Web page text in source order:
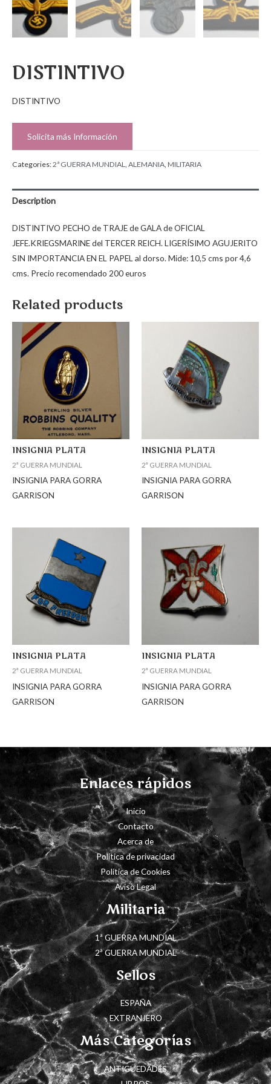
DISTINTIVO
DISTINTIVO
Solicita más Información
Categories:2ª GUERRA MUNDIAL, ALEMANIA, MILITARIA
Description
DISTINTIVO PECHO de TRAJE de GALA de OFICIAL
JEFE.KRIEGSMARINE del TERCER REICH. LIGERÍSIMO AGUJERITO
SIN IMPORTANCIA EN EL PAPEL al dorso. Mide: 10,5 cms por 4,6
cms. Precio recomendado 200 euros
Related products
INSIGNIA PLATA
2ª GUERRA MUNDIAL
INSIGNIA PARA GORRA
GARRISON
INSIGNIA PLATA
2ª GUERRA MUNDIAL
INSIGNIA PARA GORRA
GARRISON
INSIGNIA PLATA
2ª GUERRA MUNDIAL
INSIGNIA PARA GORRA
GARRISON
INSIGNIA PLATA
2ª GUERRA MUNDIAL
INSIGNIA PARA GORRA
GARRISON
Enlaces rápidos
Inicio
Contacto
Acerca de
Política de privacidad
Política de Cookies
Aviso Legal
Militaria
1ª GUERRA MUNDIAL
2ª GUERRA MUNDIAL
Sellos
ESPAÑA
EXTRANJERO
Más Categorías
ANTIGÜEDADES